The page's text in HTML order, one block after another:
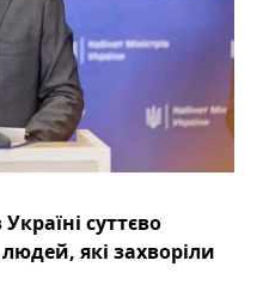
суттєво
які захворіли